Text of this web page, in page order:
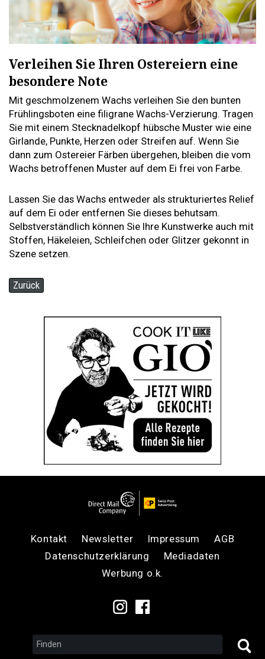
Verleihen Sie Ihren Ostereiern eine
besondere Note
Mit geschmolzenem Wachs verleihen Sie den bunten
Frühlingsboten eine filigrane Wachs-Verzierung. Tragen
Sie mit einem Stecknadelkopf hübsche Muster wie eine
Girlande, Punkte, Herzen oder Streifen auf. Wenn Sie
dann zum Ostereier Färben übergehen, bleiben die vom
Wachs betroffenen Muster auf dem Ei frei von Farbe.
Lassen Sie das Wachs entweder als strukturiertes Relief
auf dem Ei oder entfernen Sie dieses behutsam.
Selbstverständlich können Sie Ihre Kunstwerke auch mit
Stoffen, Häkeleien, Schleifchen oder Glitzer gekonnt in
Szene setzen.
Zurück
Kontakt Newsletter Impressum
AGB
Datenschutzerklärung
Mediadaten
Werbung o.k.